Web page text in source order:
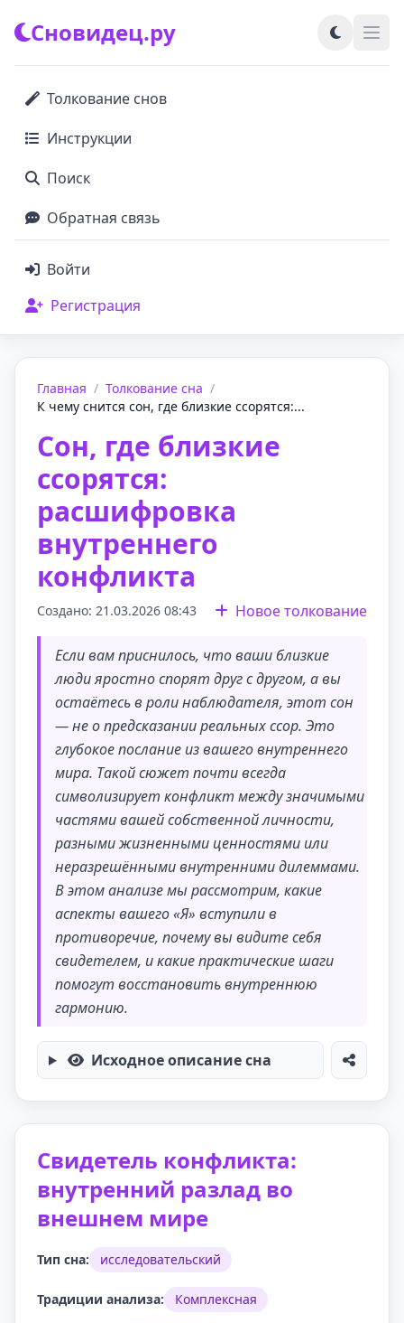
Сновидец.ру
Толкование снов
Инструкции
Поиск
Обратная связь
Войти
Регистрация
Главная / Толкование сна /
К чему снится сон, где близкие ссорятся:...
Сон, где близкие
ссорятся:
расшифровка
внутреннего
конфликта
Создано: 21.03.2026 08:43 Новое толкование
Если вам приснилось, что ваши близкие
люди яростно спорят друг с другом, а вы
остаётесь в роли наблюдателя, этот сон
— не о предсказании реальных ссор. Это
глубокое послание из вашего внутреннего
мира. Такой сюжет почти всегда
символизирует конфликт между значимыми
частями вашей собственной личности,
разными жизненными ценностями или
неразрешёнными внутренними дилеммами.
В этом анализе мы рассмотрим, какие
аспекты вашего «Я» вступили в
противоречие, почему вы видите себя
свидетелем, и какие практические шаги
помогут восстановить внутреннюю
гармонию.
Исходное описание сна
Свидетель конфликта:
внутренний разлад во
внешнем мире
Тип сна: исследовательский
Традиции анализа: Комплексная